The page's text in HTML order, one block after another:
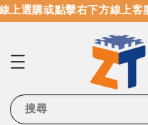
選購或點擊右下方線上
搜尋